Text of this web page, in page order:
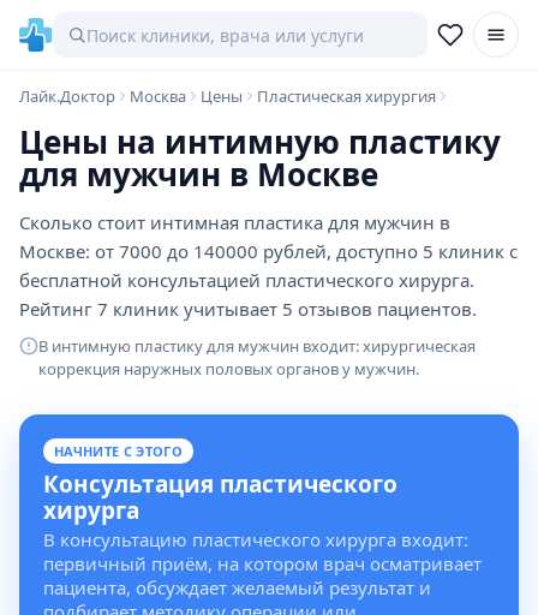
Лайк.Доктор Москва Цены Пластическая хирургия
Цены на интимную пластику
для мужчин в Москве
Сколько стоит интимная пластика для мужчин в
Москве: от 7000 до 140000 рублей, доступно 5 клиник с
бесплатной консультацией пластического хирурга.
Рейтинг 7 клиник учитывает 5 отзывов пациентов.
В интимную пластику для мужчин входит: хирургическая
коррекция наружных половых органов у мужчин.
НАЧНИТЕ С ЭТОГО
Консультация пластического
хирурга
В консультацию пластического хирурга входит:
первичный приём, на котором врач осматривает
пациента, обсуждает желаемый результат и